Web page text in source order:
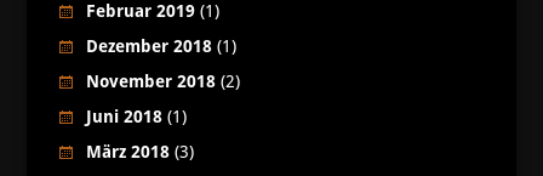
Februar 2019(1)
Dezember 2018(1)
November 2018(2)
Juni 2018(1)
März 2018(3)